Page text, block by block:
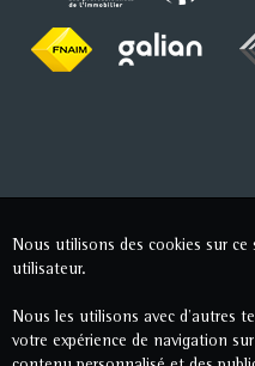
Nous utilisons des cookies sur
utilisateur.
Nous les utilisons avec d'autres
votre expérience de navigation